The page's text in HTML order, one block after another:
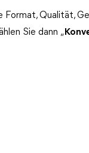
Format, Qualität,
Sie dann „